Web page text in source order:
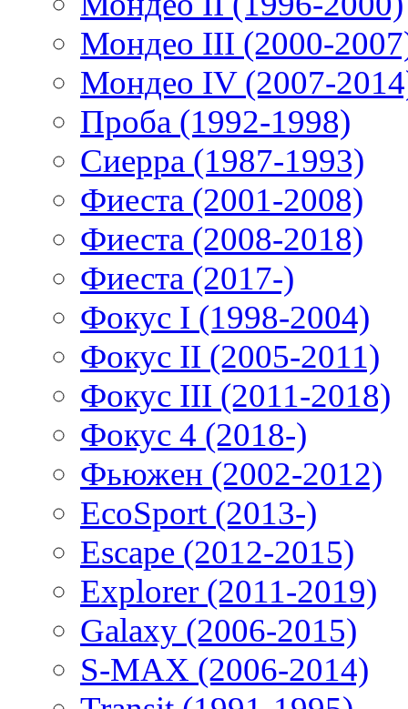
Мондео III (2000-
Мондео IV (2007-
Проба (1992-1998)
Сиерра (1987-1993)
Фиеста (2001-2008)
Фиеста (2008-2018)
Фиеста (2017-)
Фокус I (1998-2004)
Фокус II (2005-2011)
Фокус III (2011-2018)
Фокус 4 (2018-)
Фьюжен (2002-2012)
EcoSport (2013-)
Escape (2012-2015)
Explorer (2011-2019)
Galaxy (2006-2015)
S-MAX (2006-2014)